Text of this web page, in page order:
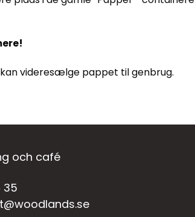
videresælge pappet til genbrug.
och café
35